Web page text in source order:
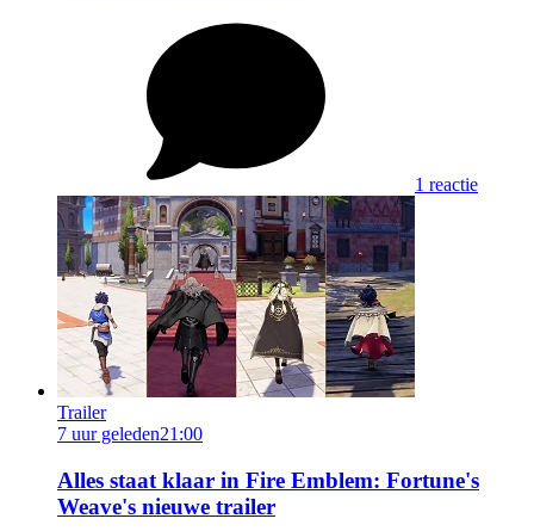
1 reactie
Trailer
7 uur geleden21:00
Alles staat klaar in Fire Emblem: Fortune's
Weave's nieuwe trailer